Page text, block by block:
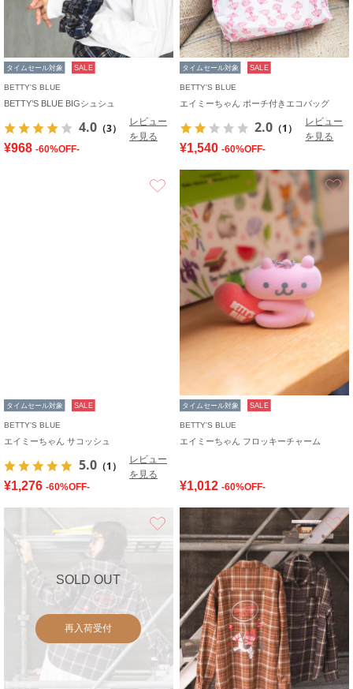
タイムセール対象 SALE
BETTY'S BLUE
BETTY’S BLUE BIGシュシュ
4.0 （3）
レビュー
を見る
¥968 -60%OFF-
タイムセール対象 SALE
BETTY'S BLUE
エイミーちゃん ポーチ付きエコバッグ
2.0 （1）
レビュー
を見る
¥1,540 -60%OFF-
お気に入り
タイムセール対象 SALE
BETTY'S BLUE
エイミーちゃん サコッシュ
5.0 （1）
レビュー
を見る
¥1,276 -60%OFF-
タイムセール対象 SALE
BETTY'S BLUE
エイミーちゃん フロッキーチャーム
¥1,012 -60%OFF-
SOLD OUT
再入荷受付